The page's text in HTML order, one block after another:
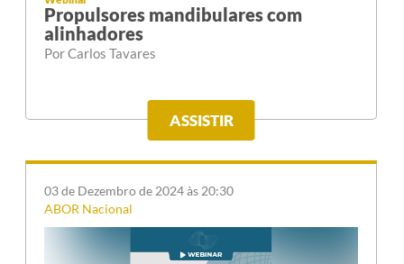
Propulsores mandibulares com
alinhadores
Por Carlos Tavares
ASSISTIR
03 de Dezembro de 2024 às 20:30
ABOR Nacional